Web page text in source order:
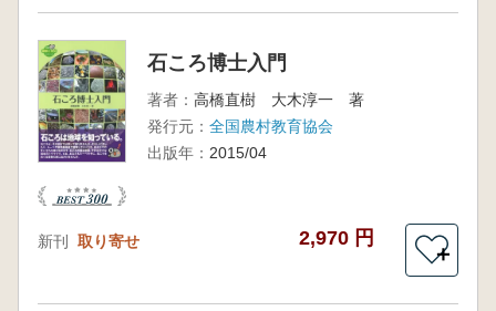
石ころ博士入門
著者： 高橋直樹 大木淳一 著
発行元： 全国農村教育協会
出版年： 2015/04
新刊 取り寄せ 2,970 円
＋